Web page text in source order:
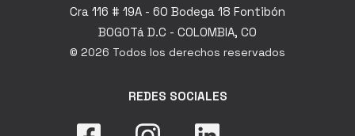
Cra 116 # 19A - 60 Bodega 18 Fontibón
BOGOTá D.C - COLOMBIA, CO
© 2026 Todos los derechos reservados
REDES SOCIALES